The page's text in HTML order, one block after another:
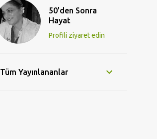
50'den Sonra
Hayat
Profili ziyaret edin
Tüm Yayınlananlar